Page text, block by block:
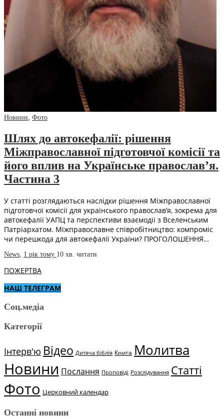
Новини, Фото
Шлях до автокефалії: рішення
Міжправославної підготовчої комісії та
його вплив на Українське православ’я.
Частина 3
У статті розглядаються наслідки рішення Міжправославної
підготовчої комісії для українського православ’я, зокрема для
автокефалії УАПЦ та перспективи взаємодії з Вселенським
Патріархатом. Міжправославне співробітництво: компроміс
чи перешкода для автокефалії України? ПРОГОЛОШЕННЯ…
News 1 рік тому 10 хв. читати
ПОЖЕРТВА
НАШ ТЕЛЕГРАМ
Соц.медіа
Категорії
Інтерв'ю Відео Дитяча біблія Книга Молитва
Новини Послання Проповіді Розслідування Статті
Фото Церковний календар
Останні новини